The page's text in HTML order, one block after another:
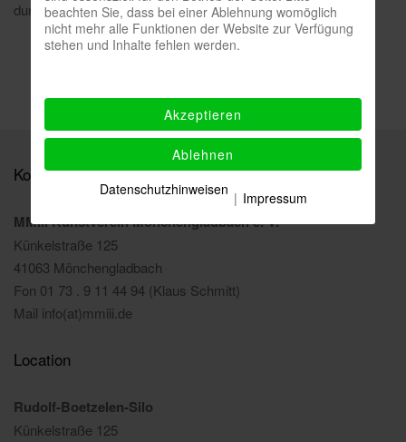
durch eine präzise Inszenierung berühren.
Kontakt
MMIII Kunstverein Mönchengladbach e. V.
Künkelstraße 125
41063 Mönchengladbach
Fon 01 73 . 9 11 44 94 (Klaus Schmitt)
Mail info(at)mmiii.de
Location
Rudolf-Boetzelen-Silo
Künkelstraße 125
beachten Sie, dass bei einer Ablehnung womöglich
nicht mehr alle Funktionen der Website zur Verfügung
stehen und Inhalte fehlen werden.
Akzeptieren
Ablehnen
Datenschutzhinweisen | Impressum